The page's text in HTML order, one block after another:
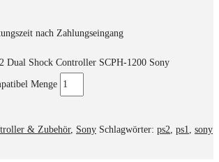
nach Zahlungseingang
Dual Shock Controller SCPH-1200 Sony
Menge
& Zubehör, Sony Schlagwörter: ps2, ps1, sony